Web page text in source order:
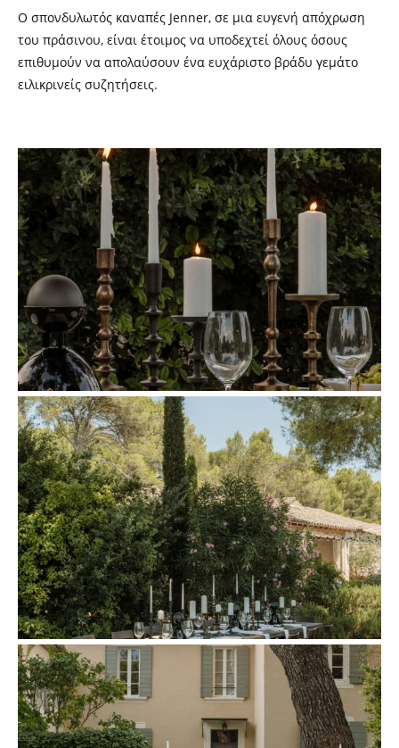
Ο σπονδυλωτός καναπές Jenner, σε μια ευγενή απόχρωση
του πράσινου, είναι έτοιμος να υποδεχτεί όλους όσους
επιθυμούν να απολαύσουν ένα ευχάριστο βράδυ γεμάτο
ειλικρινείς συζητήσεις.